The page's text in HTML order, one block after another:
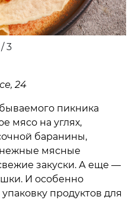
3
24
пикника
мясо на углях,
баранины,
мясные
закуски. А еще —
И особенно
продуктов для